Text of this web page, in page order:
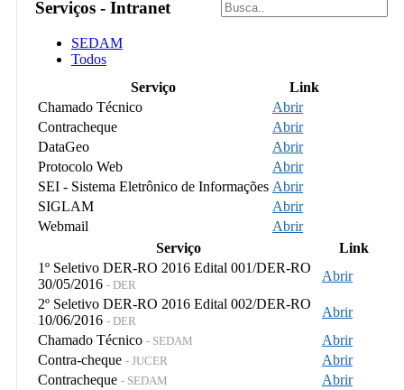
Serviços - Intranet
SEDAM
Todos
Serviço
Link
Chamado Técnico
Abrir
Contracheque
Abrir
DataGeo
Abrir
Protocolo Web
Abrir
SEI - Sistema Eletrônico de Informações Abrir
SIGLAM
Abrir
Webmail
Abrir
Serviço
Link
1º Seletivo DER-RO 2016 Edital 001/DER-RO
30/05/2016 - DER
Abrir
2º Seletivo DER-RO 2016 Edital 002/DER-RO
10/06/2016 - DER
Abrir
Chamado Técnico - SEDAM
Abrir
Contra-cheque - JUCER
Abrir
Contracheque - SEDAM
Abrir